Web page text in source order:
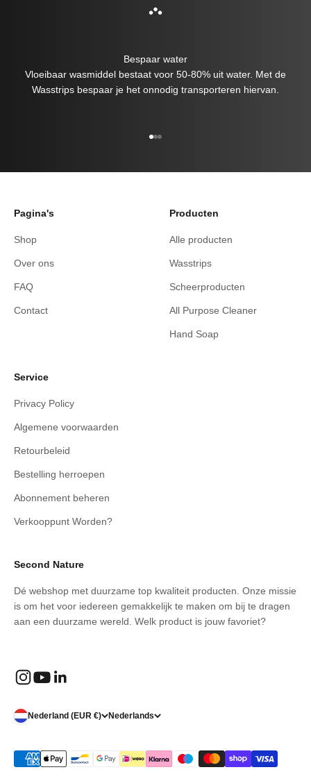
Bespaar water
Vloeibaar wasmiddel bestaat voor 50-80% uit water. Met de
Wasstrips bespaar je het onnodig transporteren hiervan.
Pagina's
Shop
Over ons
FAQ
Contact
Producten
Alle producten
Wasstrips
Scheerproducten
All Purpose Cleaner
Hand Soap
Service
Privacy Policy
Algemene voorwaarden
Retourbeleid
Bestelling herroepen
Abonnement beheren
Verkooppunt Worden?
Second Nature
Dé webshop met duurzame top kwaliteit producten. Onze missie
is om het voor iedereen gemakkelijk te maken om bij te dragen
aan een duurzame wereld. Welk product is jouw favoriet?
Nederland (EUR €) Nederlands